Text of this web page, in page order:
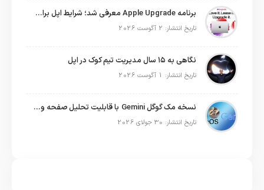
برنامه Apple Upgrade معرفی شد؛ شرایط اپل برای اجاره آیفون، آیپد، مک و اپل واچ
تاریخ انتشار: 2 آگوست 2026
نگاهی به ۱۵ سال مدیریت تیم کوک در اپل
تاریخ انتشار: 1 آگوست 2026
نسخه مک گوگل Gemini با قابلیت تحلیل صفحه و دستورات صوتی در به‌روزرسانی جدید
تاریخ انتشار: 30 جولای 2026